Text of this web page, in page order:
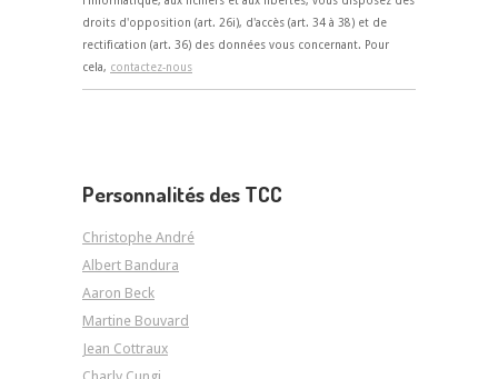
droits d'opposition (art. 26i), d'accès (art. 34 à 38) et de
rectification (art. 36) des données vous concernant. Pour
cela, contactez-nous
Personnalités des TCC
Christophe André
Albert Bandura
Aaron Beck
Martine Bouvard
Jean Cottraux